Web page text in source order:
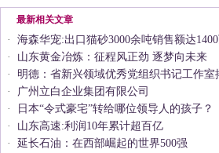
最新相关文章
· 海森华宠:出口猫砂3000余吨销售额达1400
· 山东黄金冶炼：征程风正劲 逐梦向未来
· 明德：省新兴领域优秀党组织书记工作室
·
广州立白企业集团有限公司
·
日本“令式豪宅”转给哪位领导人的孩子？
· 山东高速:利润10年累计超百亿
· 延长石油：在西部崛起的世界500强